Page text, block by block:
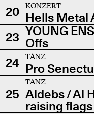
20
KONZERT
Hells Metal
23 YOUNG
Offs
24
TANZ
Pro
25
TANZ
Aldebs / Al
raising flags